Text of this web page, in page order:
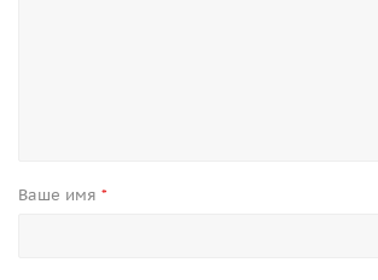
Ваше имя *